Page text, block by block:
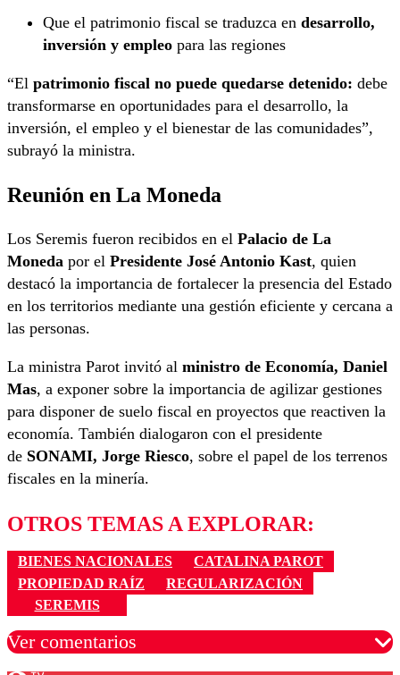
Que el patrimonio fiscal se traduzca en desarrollo,
inversión y empleo para las regiones
“El patrimonio fiscal no puede quedarse detenido: debe
transformarse en oportunidades para el desarrollo, la
inversión, el empleo y el bienestar de las comunidades”,
subrayó la ministra.
Reunión en La Moneda
Los Seremis fueron recibidos en el Palacio de La
Moneda por el Presidente José Antonio Kast, quien
destacó la importancia de fortalecer la presencia del Estado
en los territorios mediante una gestión eficiente y cercana a
las personas.
La ministra Parot invitó al ministro de Economía, Daniel
Mas, a exponer sobre la importancia de agilizar gestiones
para disponer de suelo fiscal en proyectos que reactiven la
economía. También dialogaron con el presidente
de SONAMI, Jorge Riesco, sobre el papel de los terrenos
fiscales en la minería.
OTROS TEMAS A EXPLORAR:
BIENES NACIONALES
CATALINA PAROT
PROPIEDAD RAÍZ
REGULARIZACIÓN
SEREMIS
Ver comentarios